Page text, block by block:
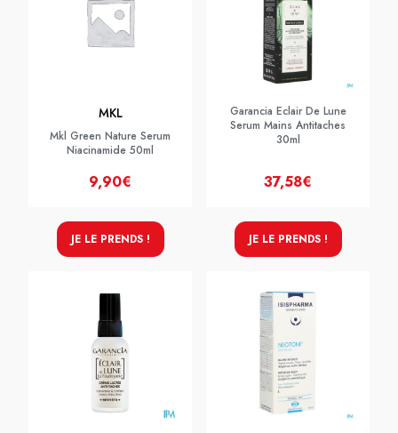
MKL
Mkl Green Nature Serum
Niacinamide 50ml
9,90€
JE LE PRENDS !
Garancia Eclair De Lune
Serum Mains Antitaches
30ml
37,58€
JE LE PRENDS !